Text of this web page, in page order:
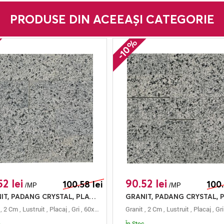
PRODUSE DIN ACEEAȘI CATEGORIE
lei /MP 100.58 lei
GRANIT, PADANG CRYSTAL, PLACAJ, 60X15, 2, LUSTRUIT
, 2 Cm, Lustruit , Placaj, Gri, 60x15 Padang Crystal
90.52 lei /MP
-10%
Granit , 2 Cm, Lustruit , Placaj, Gri